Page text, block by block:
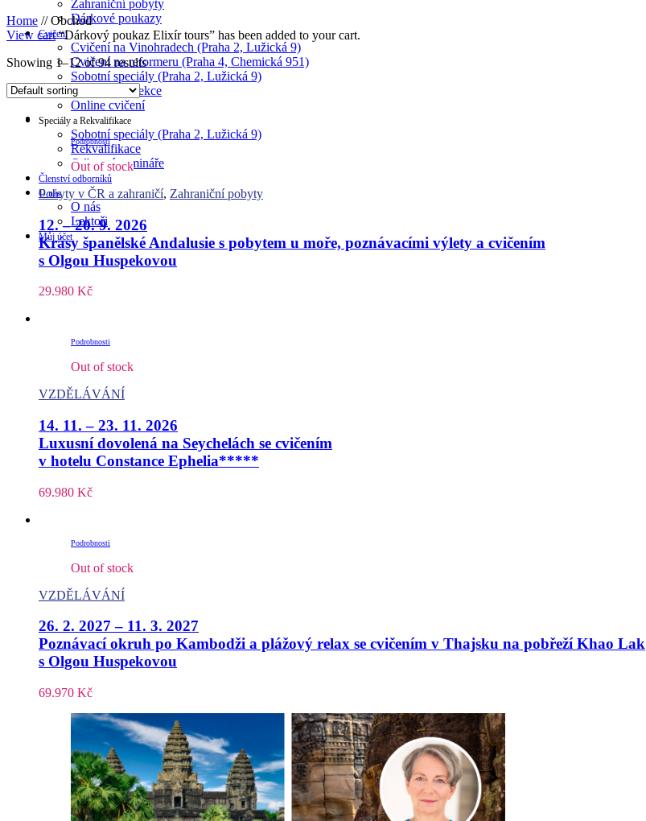
Zahraniční pobyty
Dárkové poukazy
Cvičení
Cvičení na Vinohradech (Praha 2, Lužická 9)
Cvičení na reformeru (Praha 4, Chemická 951)
Sobotní speciály (Praha 2, Lužická 9)
Individuální lekce
Online cvičení
Speciály a Rekvalifikace
Sobotní speciály (Praha 2, Lužická 9)
Rekvalifikace
Odborné semináře
Členství odborníků
O nás
O nás
Lektoři
Můj účet
Home //Obchod
View cart“Dárkový poukaz Elixír tours” has been added to your cart.
Showing 1–12 of 94 results
Podrobnosti
Out of stock
Pobyty v ČR a zahraničí, Zahraniční pobyty
12. – 20. 9. 2026
Krásy španělské Andalusie s pobytem u moře, poznávacími výlety a cvičením
s Olgou Huspekovou
29.980 Kč
Podrobnosti
Out of stock
VZDĚLÁVÁNÍ
14. 11. – 23. 11. 2026
Luxusní dovolená na Seychelách se cvičením
v hotelu Constance Ephelia*****
69.980 Kč
Podrobnosti
Out of stock
VZDĚLÁVÁNÍ
26. 2. 2027 – 11. 3. 2027
Poznávací okruh po Kambodži a plážový relax se cvičením v Thajsku na pobřeží Khao Lak
s Olgou Huspekovou
69.970 Kč